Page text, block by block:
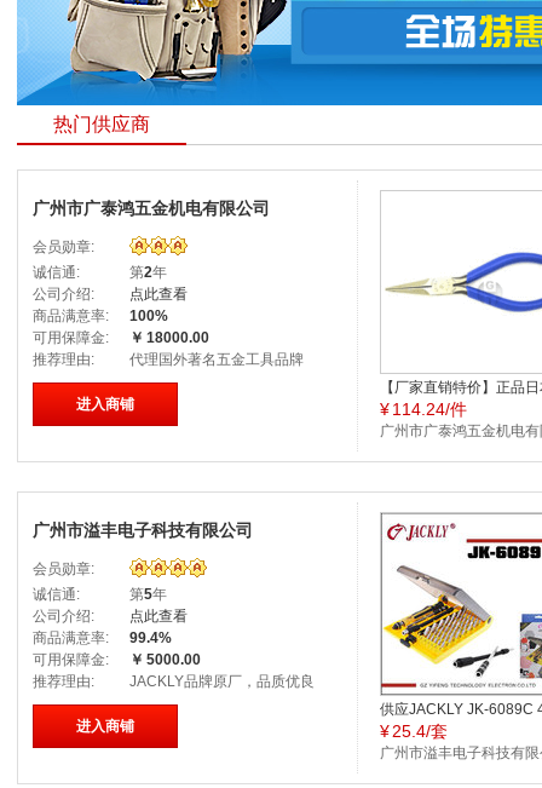
热门供应商
广州市广泰鸿五金机电有限公司
会员勋章:
诚信通:
第2年
公司介绍:
点此查看
商品满意率:
100%
可用保障金:
￥ 18000.00
推荐理由:
代理国外著名五金工具品牌
进入商铺
【厂家直销特价】正品
马牌/马牌电子无牙长咀钳
F606
¥114.24/件
广州市广泰鸿五金机电
广州市溢丰电子科技有限公司
会员勋章:
诚信通:
第5年
公司介绍:
点此查看
商品满意率:
99.4%
可用保障金:
￥ 5000.00
推荐理由:
JACKLY品牌原厂，品质优良
进入商铺
供应JACKLY JK-6089C
合1组合套装螺丝刀
¥25.4/套
广州市溢丰电子科技有